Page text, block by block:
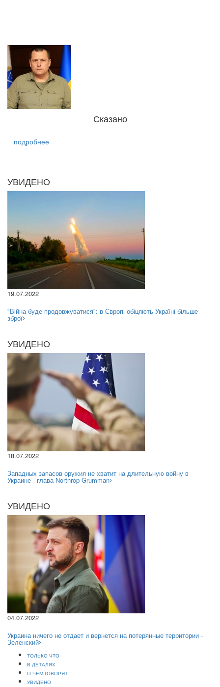
Сказано
подробнее
УВИДЕНО
19.07.2022
"Війна буде продовжуватися": в Європі обіцяють Україні більше
зброї
УВИДЕНО
18.07.2022
Западных запасов оружия не хватит на длительную войну в
Украине - глава Northrop Grumman
УВИДЕНО
04.07.2022
Украина ничего не отдает и вернется на потерянные территории -
Зеленский
ТОЛЬКО ЧТО
В ДЕТАЛЯХ
О ЧЕМ ГОВОРЯТ
УВИДЕНО